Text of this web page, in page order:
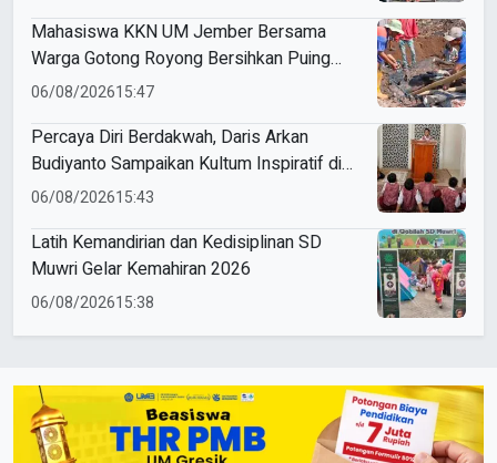
Mahasiswa KKN UM Jember Bersama
Warga Gotong Royong Bersihkan Puing
Rumah Korban Kebakaran di Desa Sumber
06/08/202615:47
Percaya Diri Berdakwah, Daris Arkan
Budiyanto Sampaikan Kultum Inspiratif di
Masjid Baiturrahman
06/08/202615:43
Latih Kemandirian dan Kedisiplinan SD
Muwri Gelar Kemahiran 2026
06/08/202615:38